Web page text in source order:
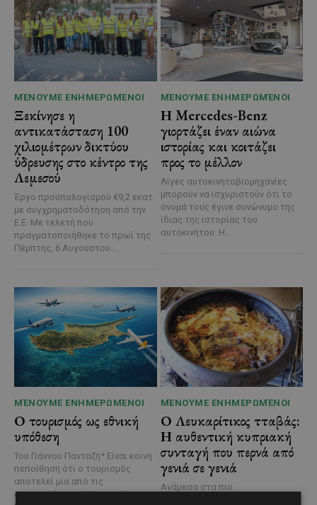
ΜΈΝΟΥΜΕ ΕΝΗΜΕΡΩΜΈΝΟΙ
Ξεκίνησε η
αντικατάσταση 100
χιλιομέτρων δικτύου
ύδρευσης στο κέντρο της
Λεμεσού
Έργο προϋπολογισμού €9,2 εκατ.
με συγχρηματοδότηση από την
Ε.Ε. Με τελετή που
πραγματοποιήθηκε το πρωί της
Πέμπτης, 6 Αυγούστου...
ΜΈΝΟΥΜΕ ΕΝΗΜΕΡΩΜΈΝΟΙ
Η Mercedes-Benz
γιορτάζει έναν αιώνα
ιστορίας και κοιτάζει
προς το μέλλον
Λίγες αυτοκινητοβιομηχανίες
μπορούν να ισχυριστούν ότι το
όνομά τους έγινε συνώνυμο της
ίδιας της ιστορίας του
αυτοκινήτου. Η...
ΜΈΝΟΥΜΕ ΕΝΗΜΕΡΩΜΈΝΟΙ
Ο τουρισμός ως εθνική
υπόθεση
Του Γιάννου Πανταζή* Είναι κοινή
πεποίθηση ότι ο τουρισμός
αποτελεί μία από τις
σημαντικότερες βιομηχανίες της
ΜΈΝΟΥΜΕ ΕΝΗΜΕΡΩΜΈΝΟΙ
Ο Λευκαρίτικος τταβάς:
Η αυθεντική κυπριακή
συνταγή που περνά από
γενιά σε γενιά
Ανάμεσα στα πιο